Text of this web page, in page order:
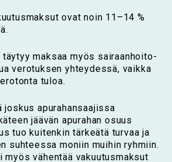
ovat noin 11–14 %
täytyy maksaa myös sairaanhoito-
verotuksen yhteydessä, vaikka
tuloa.
joskus apurahansaajissa
jäävän apurahan osuus
tuo kuitenkin tärkeätä turvaa ja
suhteessa moniin muihin ryhmiin.
myös vähentää vakuutusmaksut